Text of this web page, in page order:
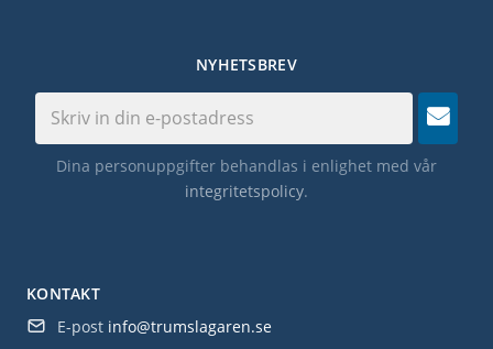
KONTAKT
E-post info@trumslagaren.se
NYHETSBREV
Dina personuppgifter behandlas i enlighet med vår
integritetspolicy.